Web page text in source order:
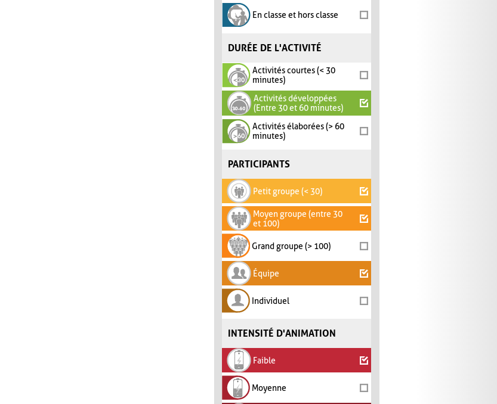
En classe et hors classe
DURÉE DE L'ACTIVITÉ
Activités courtes (< 30
minutes)
Activités développées
(Entre 30 et 60 minutes)
Activités élaborées (> 60
minutes)
PARTICIPANTS
Petit groupe (< 30)
Moyen groupe (entre 30
et 100)
Grand groupe (> 100)
Équipe
Individuel
INTENSITÉ D'ANIMATION
Faible
Moyenne